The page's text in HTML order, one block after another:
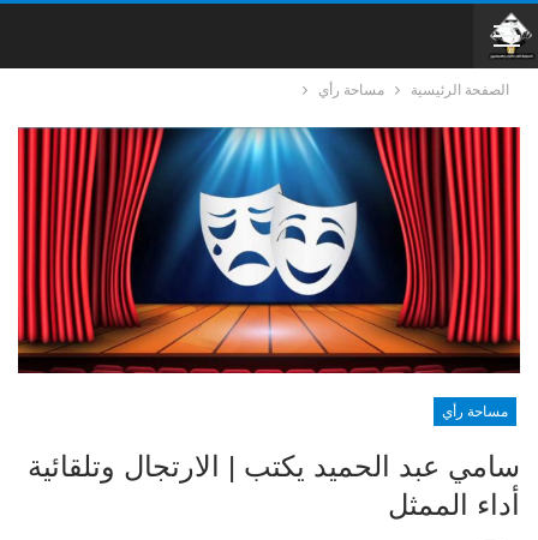
الصفحة الرئيسية مساحة رأي
مساحة رأي
سامي عبد الحميد يكتب | الارتجال وتلقائية
أداء الممثل